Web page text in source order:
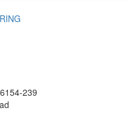
239